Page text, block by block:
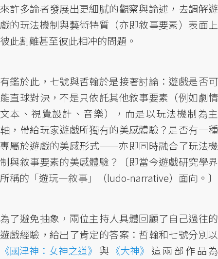
來許多論者發展出更細膩的觀察與論述，去調解遊
戲的玩法機制與藝術特質（亦即敘事要素）表面上
彼此割離甚至彼此相冲的問題。
有鑑於此，七號與哲翰於是接著討論：遊戲是否可
能直球對決，不是只依託其他敘事要素（例如劇情
文本、視覺設計、音樂），而是以玩法機制為主
軸，帶給玩家遊戲所獨有的美感體驗？是否有一種
專屬於遊戲的美感形式——亦即同時融合了玩法機
制與敘事要素的美感體驗？〔即當今遊戲研究學界
所稱的「遊玩—敘事」（ludo-narrative）面向。〕
為了避免抽象，兩位主持人具體回顧了自己過往的
遊戲經驗，給出了肯定的答案：哲翰和七號分別以
《國津神：女神之道》 與 《大神》 這兩部作品為